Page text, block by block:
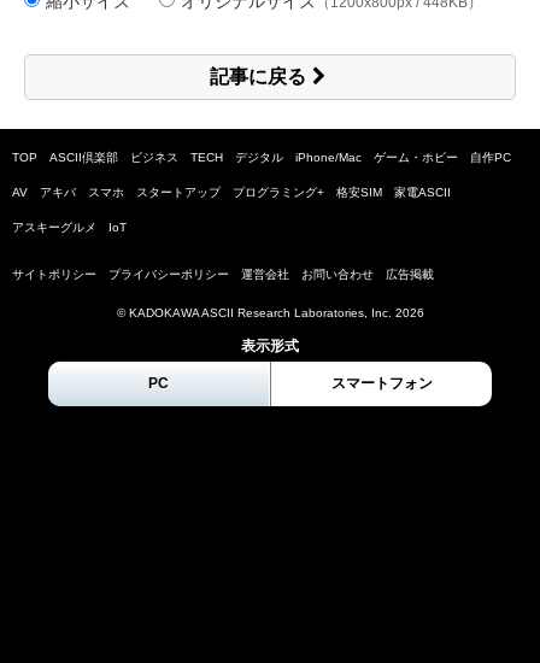
記事に戻る
TOP ASCII倶楽部 ビジネス TECH デジタル iPhone/Mac ゲーム・ホビー 自作PC
AV アキバ スマホ スタートアップ プログラミング+ 格安SIM 家電ASCII
アスキーグルメ IoT
サイトポリシー プライバシーポリシー 運営会社 お問い合わせ 広告掲載
© KADOKAWA ASCII Research Laboratories, Inc. 2026
表示形式
PC スマートフォン